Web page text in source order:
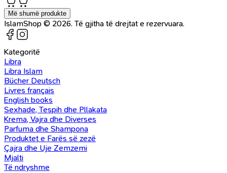
Më shumë produkte
IslamShop © 2026. Të gjitha të drejtat e rezervuara.
Kategoritë
Libra
Libra Islam
Bücher Deutsch
Livres français
English books
Sexhade, Tespih dhe Pllakata
Krema, Vajra dhe Diverses
Parfuma dhe Shampona
Produktet e Farës së zezë
Çajra dhe Uje Zemzemi
Mjalti
Të ndryshme